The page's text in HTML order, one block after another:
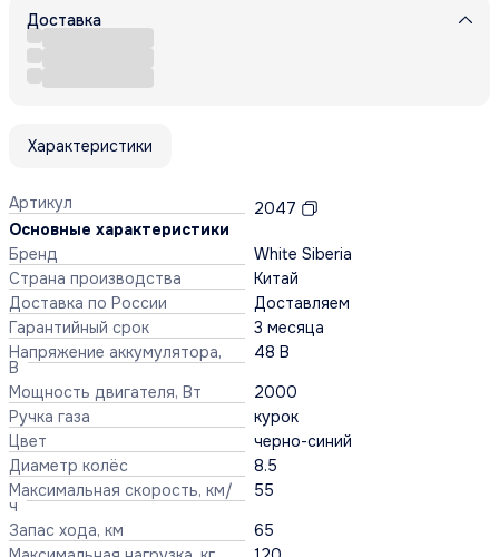
Доставка
Характеристики
Артикул
2047
Основные характеристики
Бренд
White Siberia
Страна производства
Китай
Доставка по России
Доставляем
Гарантийный срок
3 месяца
Напряжение аккумулятора,
В
48 В
Мощность двигателя, Вт
2000
Ручка газа
курок
Цвет
черно-синий
Диаметр колёс
8.5
Максимальная скорость, км/
ч
55
Запас хода, км
65